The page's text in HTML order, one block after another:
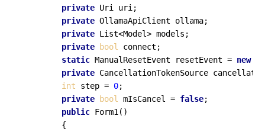
private Uri uri;
private OllamaApiClient ollama;
private List<Model> models;
private bool
connect;
static ManualResetEvent resetEvent = new
private CancellationTokenSource
int step = 0;
private bool mIsCancel = false;
public Form1 ()
        {